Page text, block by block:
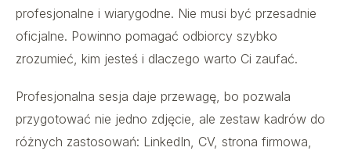
profesjonalne i wiarygodne. Nie musi być przesadnie
oficjalne. Powinno pomagać odbiorcy szybko
zrozumieć, kim jesteś i dlaczego warto Ci zaufać.
Profesjonalna sesja daje przewagę, bo pozwala
przygotować nie jedno zdjęcie, ale zestaw kadrów do
różnych zastosowań: LinkedIn, CV, strona firmowa,